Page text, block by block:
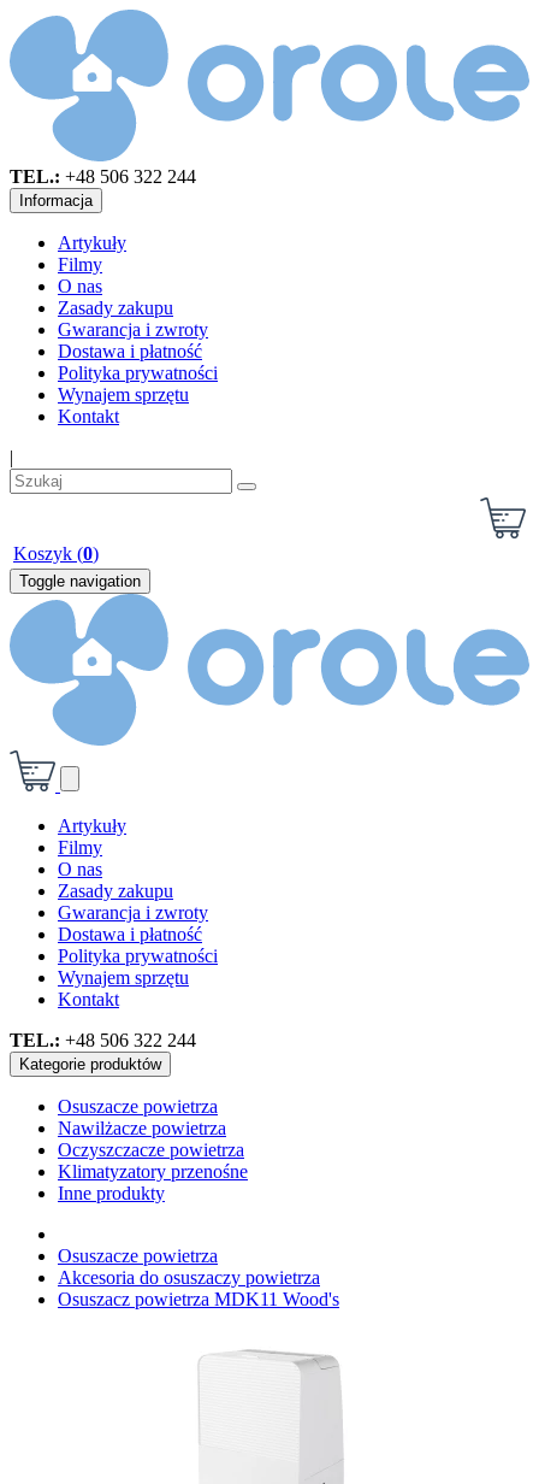
TEL.: +48 506 322 244
Informacja
Artykuły
Filmy
O nas
Zasady zakupu
Gwarancja i zwroty
Dostawa i płatność
Polityka prywatności
Wynajem sprzętu
Kontakt
|
Koszyk (0)
Toggle navigation
Artykuły
Filmy
O nas
Zasady zakupu
Gwarancja i zwroty
Dostawa i płatność
Polityka prywatności
Wynajem sprzętu
Kontakt
TEL.: +48 506 322 244
Kategorie produktów
Osuszacze powietrza
Nawilżacze powietrza
Oczyszczacze powietrza
Klimatyzatory przenośne
Inne produkty
Osuszacze powietrza
Akcesoria do osuszaczy powietrza
Osuszacz powietrza MDK11 Wood's